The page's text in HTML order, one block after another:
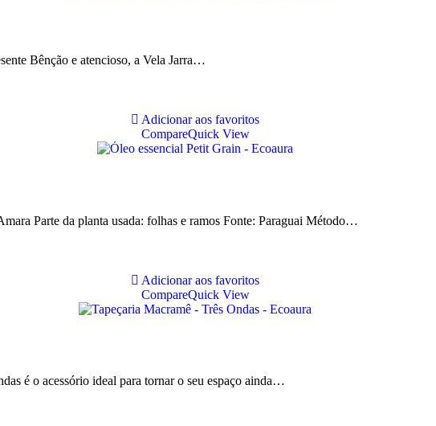
Bênção e atencioso, a Vela Jarra…
Adicionar aos favoritos
CompareQuick View
Parte da planta usada: folhas e ramos Fonte: Paraguai Método…
Adicionar aos favoritos
CompareQuick View
é o acessório ideal para tornar o seu espaço ainda…